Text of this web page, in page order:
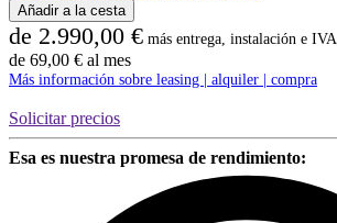
|
Añadir a la cesta
de 2.990,00 € más entrega, instalación e IVA
de 69,00 € al mes
Más información sobre leasing | alquiler | compra
Solicitar precios
Esa es nuestra promesa de rendimiento: